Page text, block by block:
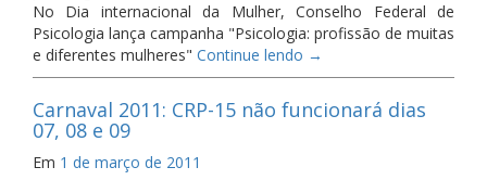
No Dia internacional da Mulher, Conselho Federal de
Psicologia lança campanha "Psicologia: profissão de muitas
e diferentes mulheres" Continue lendo →
Carnaval 2011: CRP-15 não funcionará dias
07, 08 e 09
Em 1 de março de 2011